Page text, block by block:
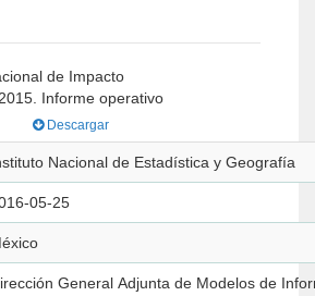
Informe operativo
Descargar
Nacional de Estadística y Geografía
05-25
General Adjunta de Modelos de